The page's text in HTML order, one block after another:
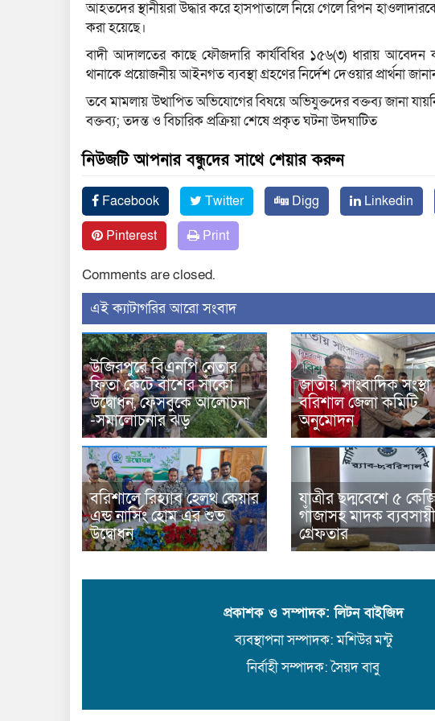
আহতদের স্থানীয়রা উদ্ধার করে হাসপাতালে নিয়ে গেলে রিপন
করা হয়েছে।
বাদী আদালতের কাছে ফৌজদারি কার্যবিধির ১৫৬(৩) ধারায়
থানাকে প্রয়োজনীয় আইনগত ব্যবস্থা গ্রহণের নির্দেশ দেওয়ার প্রার্থনা
তবে মামলায় উত্থাপিত অভিযোগের বিষয়ে অভিযুক্তদের বক্তব্য জানা
বক্তব্য; তদন্ত ও বিচারিক প্রক্রিয়া শেষে প্রকৃত ঘটনা উদঘাটিত
নিউজটি আপনার বন্ধুদের সাথে শেয়ার করুন
Facebook Twitter Digg Linkedin
Pinterest
Print
Comments are closed.
‍এই ক্যাটাগরির ‍আরো সংবাদ
উজিরপুরে বিএনপি নেতার
ফিতা কেটে বাঁশের সাঁকো
উদ্বোধন, ফেসবুকে আলোচনা
-সমালোচনার ঝড়
জাতীয় সাংবাদিক সংস্থা
বরিশাল জেলা কমিটি
অনুমোদন
বরিশালে রিহ্যাব হেলথ কেয়ার
এন্ড নার্সিং হোম এর শুভ
উদ্বোধন
যাত্রীর ছদ্মবেশে ৫
গাঁজাসহ মাদক ব্যবসায়ী
গ্রেফতার
প্রকাশক ও সম্পাদক: লিটন বাইজিদ
ব্যবস্থাপনা সম্পাদক: মশিউর মন্টু
নির্বাহী সম্পাদক: সৈয়দ বাবু